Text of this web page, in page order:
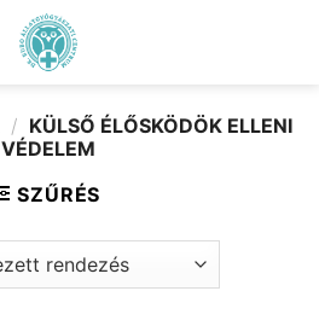
/ KÜLSŐ ÉLŐSKÖDÖK ELLENI
VÉDELEM
SZŰRÉS